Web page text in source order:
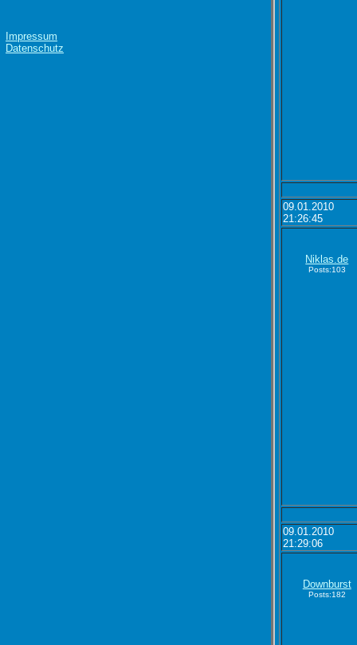
09.01.2010
21:26:45
Niklas.de
Posts:103
09.01.2010
21:29:06
Downburst
Posts:182
Impressum
Datenschutz